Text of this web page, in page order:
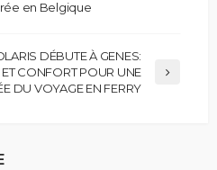
en Belgique
DÉBUTE À GENES:
CONFORT POUR UNE
DU VOYAGE EN FERRY